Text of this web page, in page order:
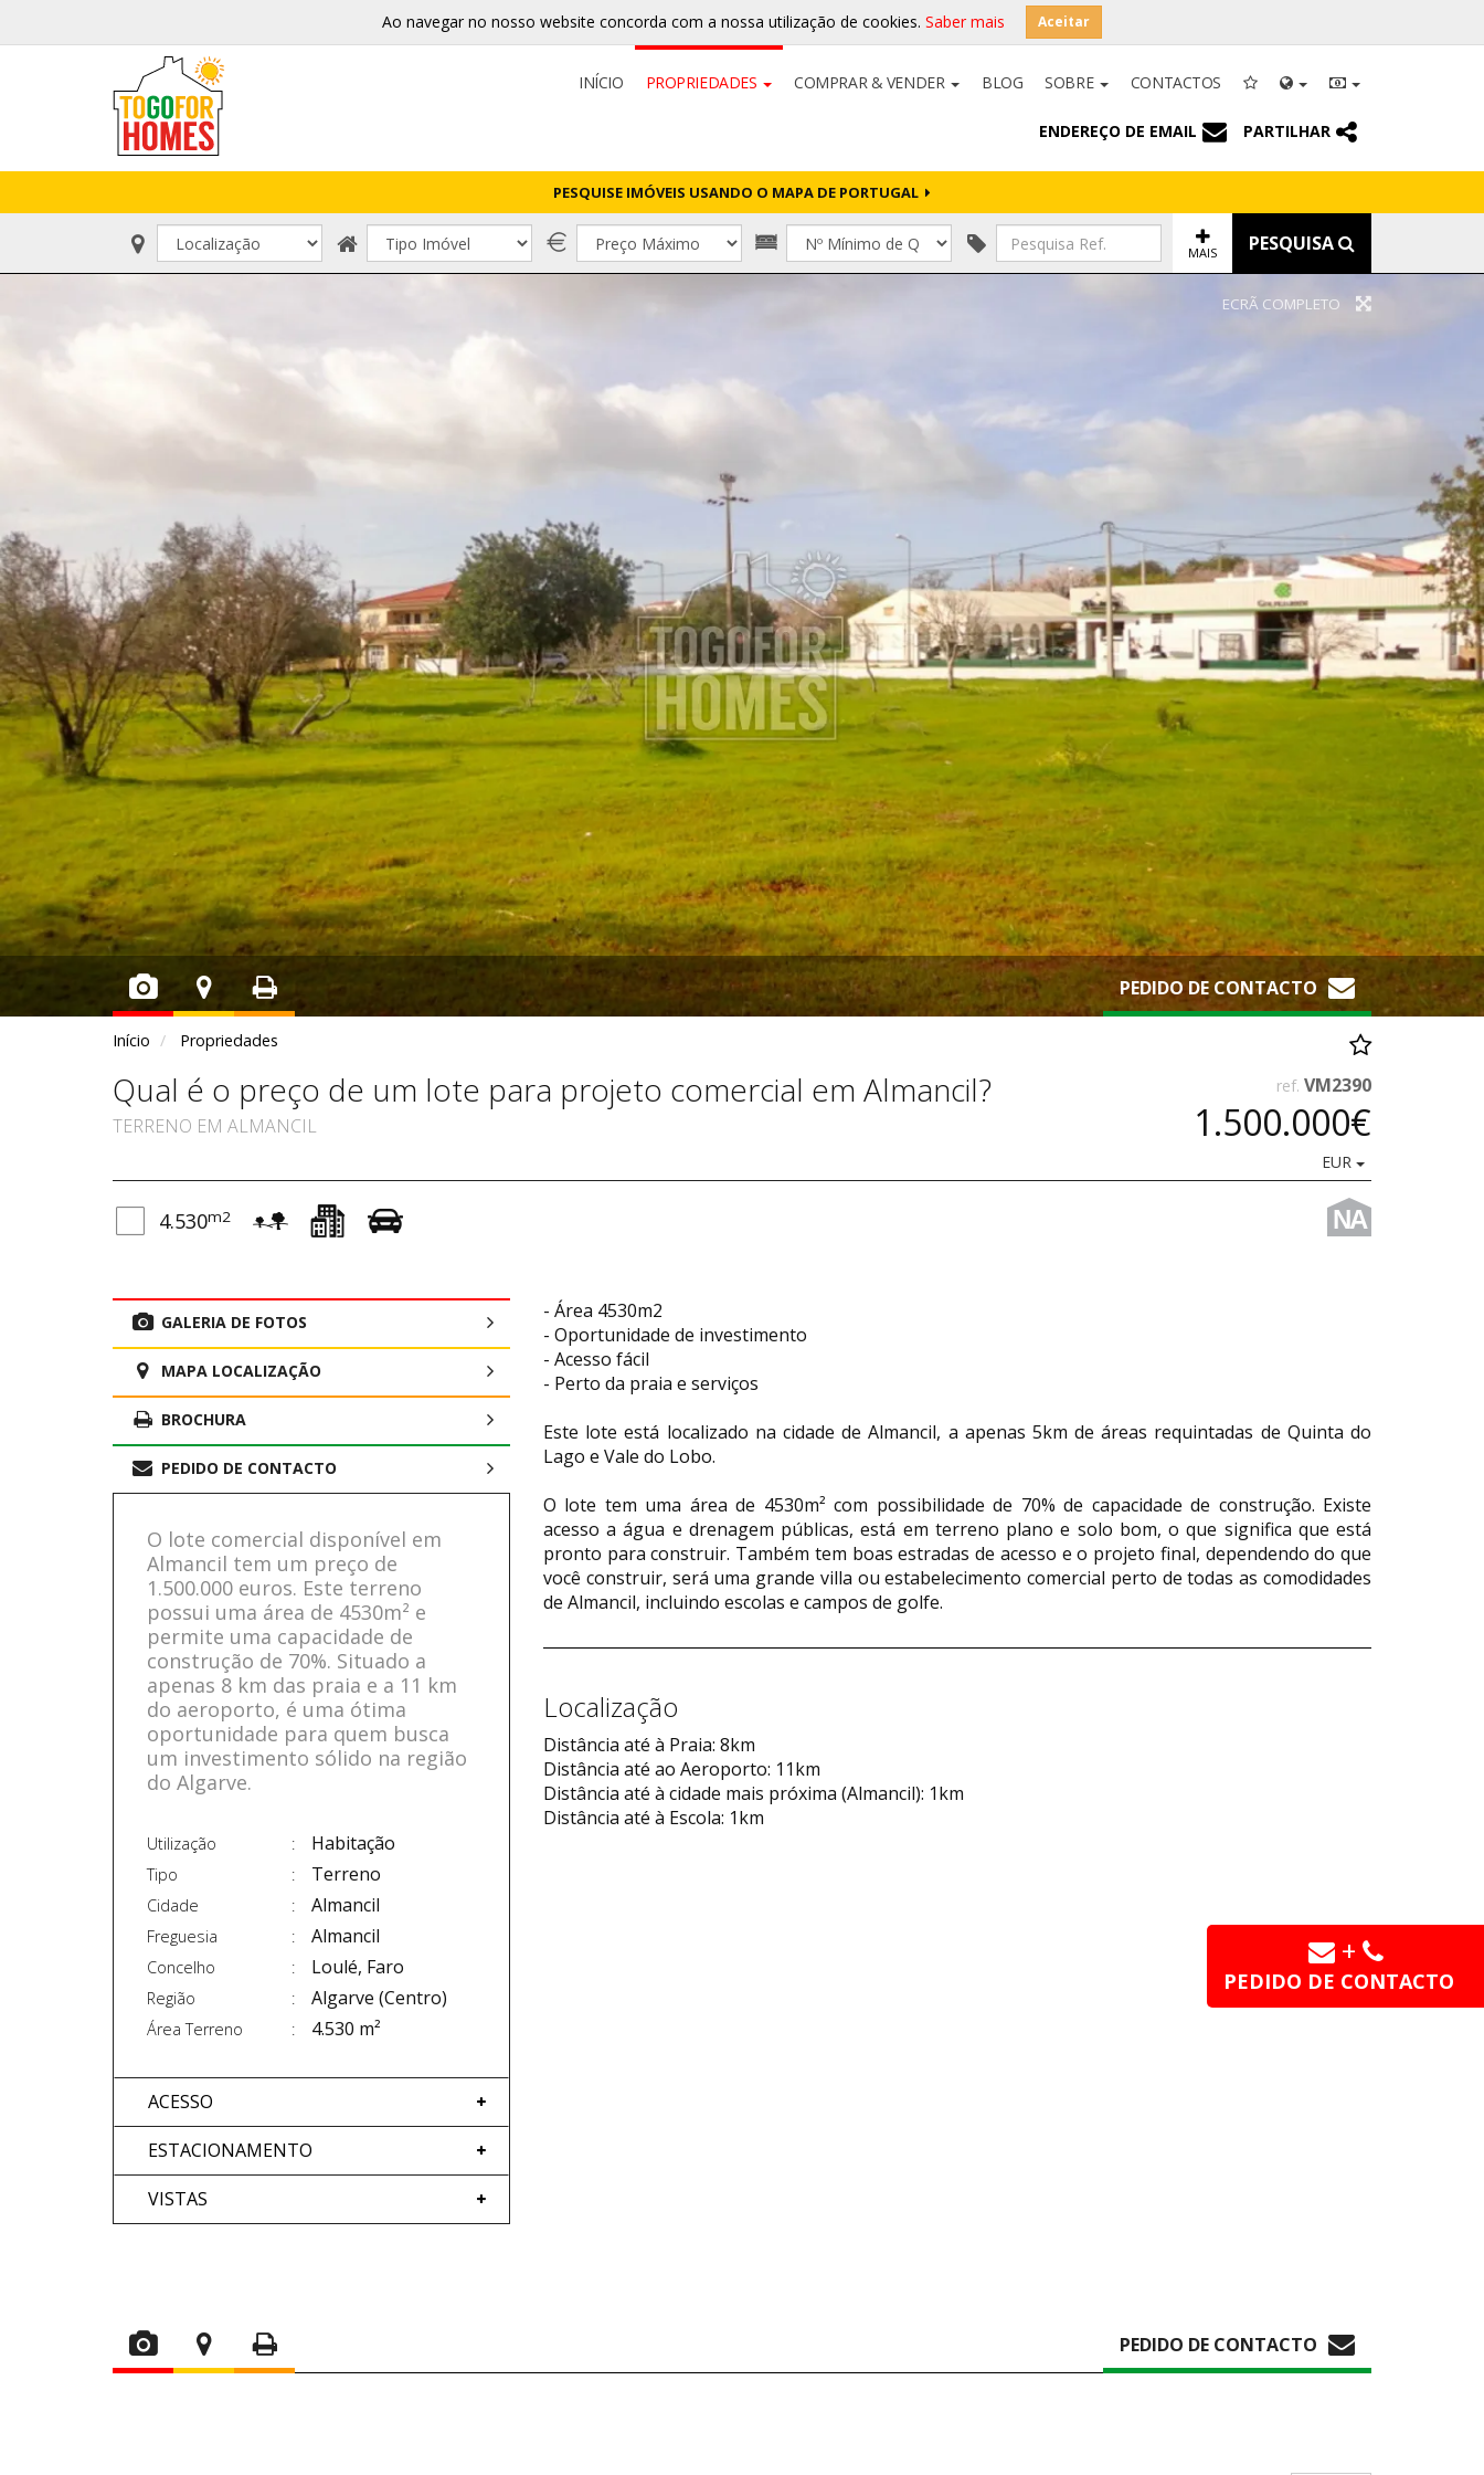
Ao navegar no nosso website concorda com a nossa utilização de cookies. Saber mais Aceitar
INÍCIO PROPRIEDADES COMPRAR & VENDER BLOG SOBRE CONTACTOS
ENDEREÇO DE EMAIL PARTILHAR
PESQUISE IMÓVEIS USANDO O MAPA DE PORTUGAL
MAIS PESQUISA
ECRÃ COMPLETO
PEDIDO DE CONTACTO
Início Propriedades
Qual é o preço de um lote para projeto comercial em Almancil?
TERRENO EM ALMANCIL
ref. VM2390
1.500.000€
EUR
NA
4.530m2
GALERIA DE FOTOS
MAPA LOCALIZAÇÃO
BROCHURA
PEDIDO DE CONTACTO
O lote comercial disponível em
Almancil tem um preço de
1.500.000 euros. Este terreno
possui uma área de 4530m² e
permite uma capacidade de
construção de 70%. Situado a
apenas 8 km das praia e a 11 km
do aeroporto, é uma ótima
oportunidade para quem busca
um investimento sólido na região
do Algarve.
Utilização Habitação
Tipo Terreno
Cidade Almancil
Freguesia Almancil
Concelho Loulé, Faro
Região Algarve (Centro)
Área Terreno 4.530 m²
ACESSO
ESTACIONAMENTO
VISTAS
- Área 4530m2
- Oportunidade de investimento
- Acesso fácil
- Perto da praia e serviços
Este lote está localizado na cidade de Almancil, a apenas 5km de áreas requintadas de Quinta do
Lago e Vale do Lobo.
O lote tem uma área de 4530m² com possibilidade de 70% de capacidade de construção. Existe
acesso a água e drenagem públicas, está em terreno plano e solo bom, o que significa que está
pronto para construir. Também tem boas estradas de acesso e o projeto final, dependendo do que
você construir, será uma grande villa ou estabelecimento comercial perto de todas as comodidades
de Almancil, incluindo escolas e campos de golfe.
Localização
Distância até à Praia: 8km
Distância até ao Aeroporto: 11km
Distância até à cidade mais próxima (Almancil): 1km
Distância até à Escola: 1km
PEDIDO DE CONTACTO
PEDIDO DE CONTACTO
+